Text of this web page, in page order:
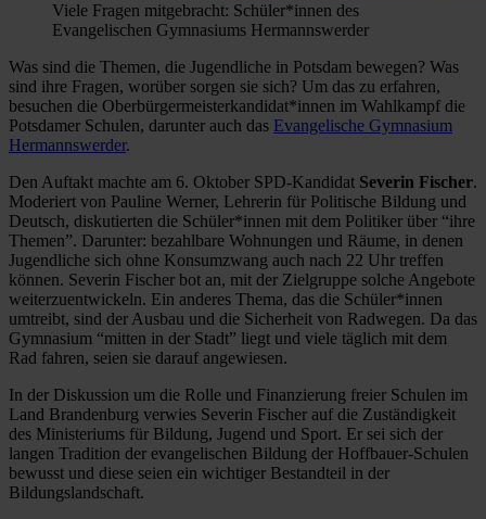
Viele Fragen mitgebracht: Schüler*innen des
Evangelischen Gymnasiums Hermannswerder
Was sind die Themen, die Jugendliche in Potsdam bewegen? Was
sind ihre Fragen, worüber sorgen sie sich? Um das zu erfahren,
besuchen die Oberbürgermeisterkandidat*innen im Wahlkampf die
Potsdamer Schulen, darunter auch das Evangelische Gymnasium
Hermannswerder.
Den Auftakt machte am 6. Oktober SPD-Kandidat Severin Fischer.
Moderiert von Pauline Werner, Lehrerin für Politische Bildung und
Deutsch, diskutierten die Schüler*innen mit dem Politiker über “ihre
Themen”. Darunter: bezahlbare Wohnungen und Räume, in denen
Jugendliche sich ohne Konsumzwang auch nach 22 Uhr treffen
können. Severin Fischer bot an, mit der Zielgruppe solche Angebote
weiterzuentwickeln. Ein anderes Thema, das die Schüler*innen
umtreibt, sind der Ausbau und die Sicherheit von Radwegen. Da das
Gymnasium “mitten in der Stadt” liegt und viele täglich mit dem
Rad fahren, seien sie darauf angewiesen.
In der Diskussion um die Rolle und Finanzierung freier Schulen im
Land Brandenburg verwies Severin Fischer auf die Zuständigkeit
des Ministeriums für Bildung, Jugend und Sport. Er sei sich der
langen Tradition der evangelischen Bildung der Hoffbauer-Schulen
bewusst und diese seien ein wichtiger Bestandteil in der
Bildungslandschaft.